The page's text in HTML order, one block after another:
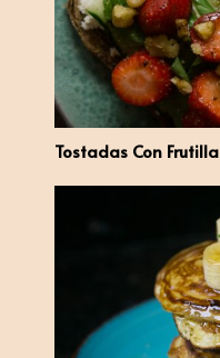
Tostadas Con Frutilla